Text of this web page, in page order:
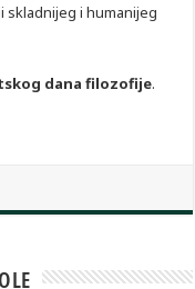
skladnijeg i humanijeg
dana filozofije.